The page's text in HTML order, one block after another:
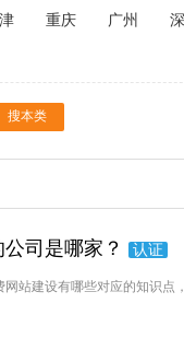
重庆 广州
司是哪家？ 认证
站建设有哪些对应的知识